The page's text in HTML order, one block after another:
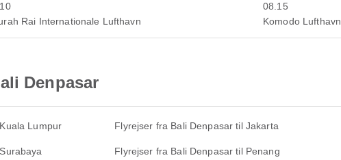
Rai Internationale Lufthavn
08.15
Komodo Lufthavn
Denpasar
Lumpur Flyrejser fra Bali Denpasar til Jakarta
Flyrejser fra Bali Denpasar til Penang